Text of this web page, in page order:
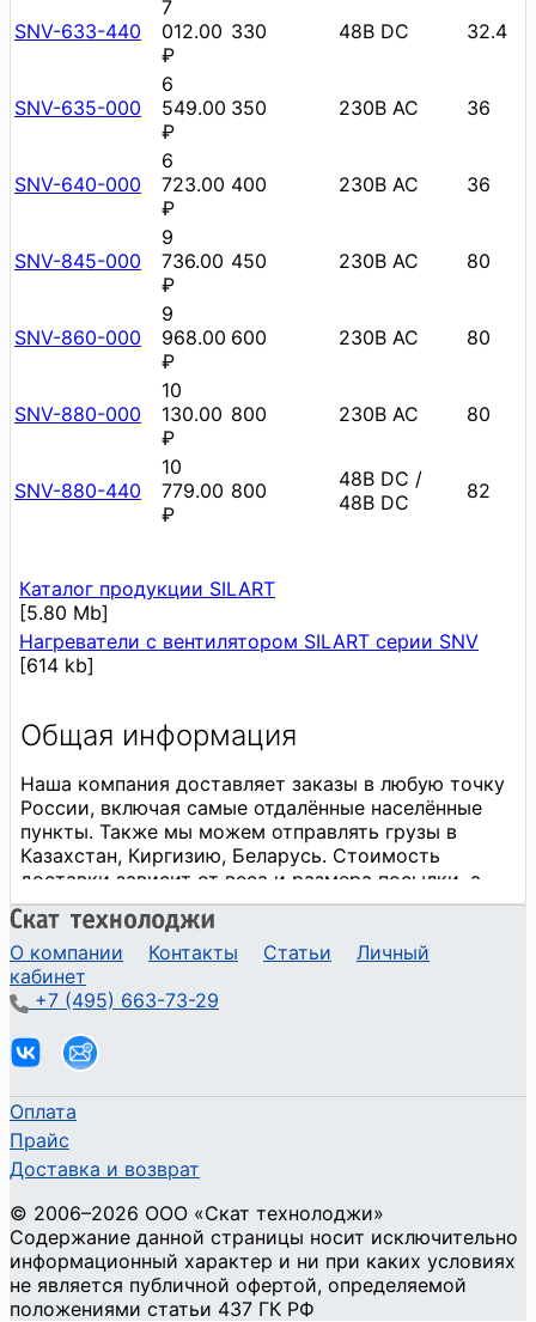
SNV-633-440
7
012.00
₽
330 48В DC 32.4
SNV-635-000
6
549.00
₽
350 230В AC 36
SNV-640-000
6
723.00
₽
400 230В AC 36
SNV-845-000
9
736.00
₽
450 230В AC 80
SNV-860-000
9
968.00
₽
600 230В AC 80
SNV-880-000
10
130.00
₽
800 230В AC 80
SNV-880-440
10
779.00
₽
800
48В DC /
48В DC
82
Каталог продукции SILART
[5.80 Mb]
Нагреватели с вентилятором SILART серии SNV
[614 kb]
О компании Контакты Статьи
Личный
кабинет
+7 (495) 663-73-29
Оплата
Прайс
Доставка и возврат
© 2006–2026 ООО «Скат технолоджи»
Содержание данной страницы носит исключительно
информационный характер и ни при каких условиях
не является публичной офертой, определяемой
положениями статьи 437 ГК РФ